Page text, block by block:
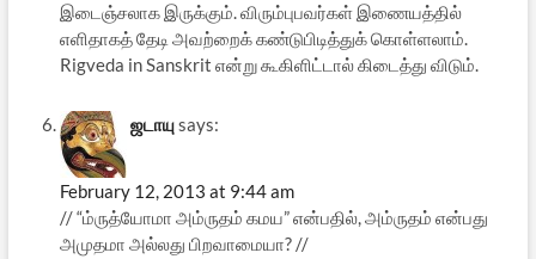
இடைஞ்சலாக இருக்கும். விரும்புபவர்கள் இணையத்தில்
எளிதாகத் தேடி அவற்றைக் கண்டுபிடித்துக் கொள்ளலாம்.
Rigveda in Sanskrit என்று கூகிளிட்டால் கிடைத்து விடும்.
ஜடாயுsays:
February 12, 2013 at 9:44 am
// “ம்ருத்யோமா அம்ருதம் கமய” என்பதில், அம்ருதம் என்பது
அமுதமா அல்லது பிறவாமையா? //